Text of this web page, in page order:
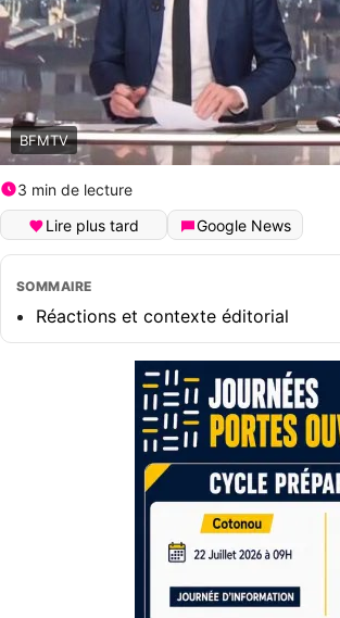
BFMTV
3 min de lecture
Lire plus tard
Google News
SOMMAIRE
Réactions et contexte éditorial